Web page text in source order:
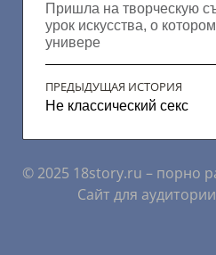
Пришла на творческую
урок искусства, о
универе
ПРЕДЫДУЩАЯ ИСТОРИЯ
Не классический секс
© 2025 18story.ru – порно
Сайт для